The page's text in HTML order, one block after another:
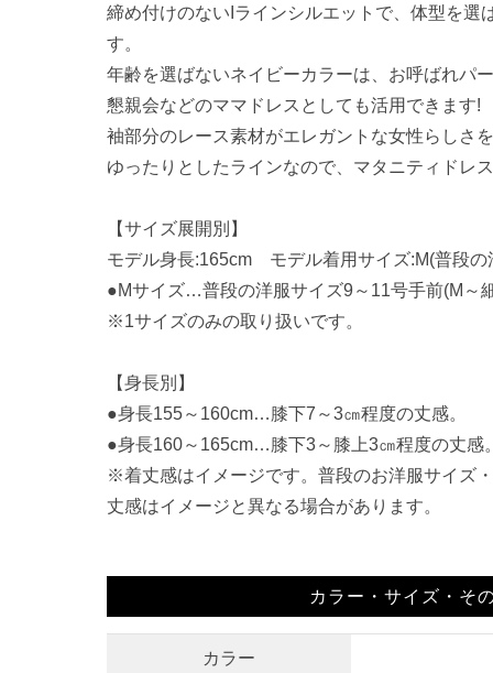
締め付けのないIラインシルエットで、体型を選
す。
年齢を選ばないネイビーカラーは、お呼ばれパ
懇親会などのママドレスとしても活用できます!
袖部分のレース素材がエレガントな女性らしさ
ゆったりとしたラインなので、マタニティドレ
【サイズ展開別】
モデル身長:165cm モデル着用サイズ:M(普段の
●Mサイズ…普段の洋服サイズ9～11号手前(M～
※1サイズのみの取り扱いです。
【身長別】
●身長155～160cm…膝下7～3㎝程度の丈感。
●身長160～165cm…膝下3～膝上3㎝程度の丈感
※着丈感はイメージです。普段のお洋服サイズ
丈感はイメージと異なる場合があります。
カラー・サイズ・そ
カラー